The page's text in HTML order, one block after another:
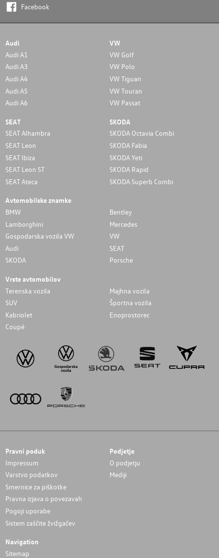
Facebook
Audi
Audi A1
Audi A3
Audi A4
Audi A5
Audi A6
VW
VW Golf
VW Polo
VW Tiguan
VW Touran
VW Passat
SEAT
SEAT Alhambra
SEAT Leon
SEAT Ibiza
SEAT Leon ST
SEAT Ateca
SKODA
SKODA Octavia Combi
SKODA Fabia
SKODA Yeti
SKODA Rapid
SKODA Superb Combi
Avtomobilske znamke
BMW
Bentley
Lamborghini
Mercedes
Gospodarska vozila VW
VW
Audi
SEAT
SKODA
Porsche
Vrste avtomobilov
Terenska vozila
Majhna vozila
SUV
Športna vozila
Kabriolet
Enoprostorec
Coupé
Pravni poduk
Impressum
Varstvo podatkov
Smernice za piškotke
Pravna izjava o povezavah
Pogoji uporabe
Sistem zaščite žvižgačev
Podjetje
O podjetju
Mediji
Navigation
Sitemap